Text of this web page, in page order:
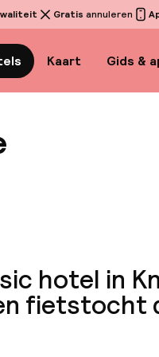
Gratis annuleren
Kaart Gids &
hotel in
fietstocht